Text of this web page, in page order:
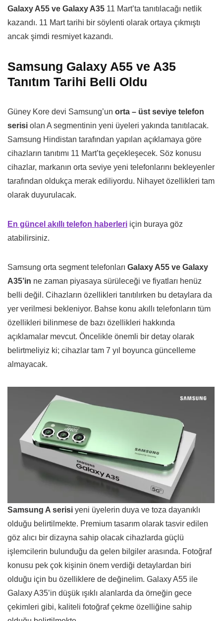
Galaxy A55 ve Galaxy A35 11 Mart’ta tanıtılacağı netlik
kazandı. 11 Mart tarihi bir söylenti olarak ortaya çıkmıştı
ancak şimdi resmiyet kazandı.
Samsung Galaxy A55 ve A35
Tanıtım Tarihi Belli Oldu
Güney Kore devi Samsung’un orta – üst seviye telefon
serisi olan A segmentinin yeni üyeleri yakında tanıtılacak.
Samsung Hindistan tarafından yapılan açıklamaya göre
cihazların tanıtımı 11 Mart’ta geçekleşecek. Söz konusu
cihazlar, markanın orta seviye yeni telefonlarını bekleyenler
tarafından oldukça merak ediliyordu. Nihayet özellikleri tam
olarak duyurulacak.
En güncel akıllı telefon haberleri için buraya göz
atabilirsiniz.
Samsung orta segment telefonları Galaxy A55 ve Galaxy
A35’in ne zaman piyasaya sürüleceği ve fiyatları henüz
belli değil. Cihazların özellikleri tanıtılırken bu detaylara da
yer verilmesi bekleniyor. Bahse konu akıllı telefonların tüm
özellikleri bilinmese de bazı özellikleri hakkında
açıklamalar mevcut. Öncelikle önemli bir detay olarak
belirtmeliyiz ki; cihazlar tam 7 yıl boyunca güncelleme
almayacak.
Samsung A serisi yeni üyelerin duya ve toza dayanıklı
olduğu belirtilmekte. Premium tasarım olarak tasvir edilen
göz alıcı bir dizayna sahip olacak cihazlarda güçlü
işlemcilerin bulunduğu da gelen bilgiler arasında. Fotoğraf
konusu pek çok kişinin önem verdiği detaylardan biri
olduğu için bu özelliklere de değinelim. Galaxy A55 ile
Galaxy A35’in düşük ışıklı alanlarda da örneğin gece
çekimleri gibi, kaliteli fotoğraf çekme özelliğine sahip